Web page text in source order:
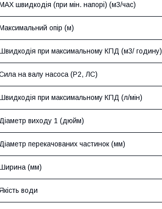
швидкодія (при мін. напорі) (м3/час)
опір (м)
при максимальному КПД (м3/ годину)
на валу насоса (P2, ЛС)
при максимальному КПД (л/мін)
виходу 1 (дюйм)
перекачованих частинок (мм)
(мм)
води